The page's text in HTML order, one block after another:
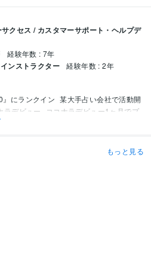
クセス / カスタマーサポート・ヘルプデ
経験年数 : 7年
ンストラクター 経験年数 : 2年
にランクイン 某大手占い会社で活動開
ラデビュー
ココナラデビュー1ヶ月でプ
お声がけいただき『認定占い師』として
:1年
もっと見る